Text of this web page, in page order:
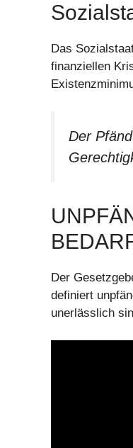
Das
finanziellen
Der
Der
definiert
unerlässlich